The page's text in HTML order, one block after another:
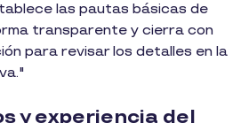
las pautas básicas de
transparente y cierra con
para revisar los detalles en la
y experiencia del